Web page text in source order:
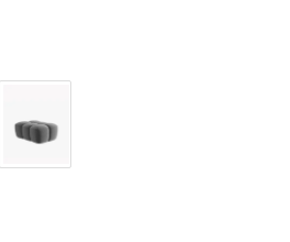
designerskie przeszycia,